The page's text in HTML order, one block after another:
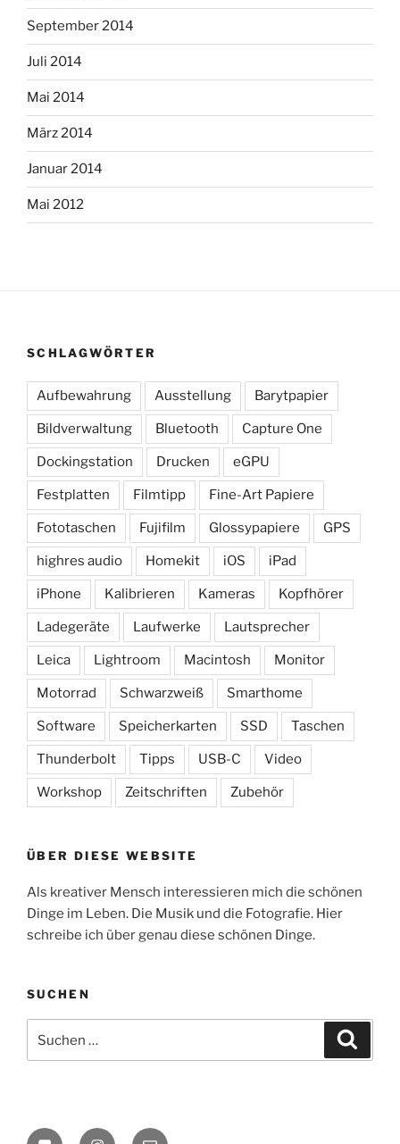
September 2014
Juli 2014
Mai 2014
März 2014
Januar 2014
Mai 2012
SCHLAGWÖRTER
Aufbewahrung Ausstellung Barytpapier
Bildverwaltung Bluetooth Capture One
Dockingstation Drucken eGPU
Festplatten Filmtipp Fine-Art Papiere
Fototaschen Fujifilm Glossypapiere GPS
highres audio Homekit iOS iPad
iPhone Kalibrieren Kameras Kopfhörer
Ladegeräte Laufwerke Lautsprecher
Leica Lightroom Macintosh Monitor
Motorrad Schwarzweiß Smarthome
Software Speicherkarten SSD Taschen
Thunderbolt Tipps USB-C Video
Workshop Zeitschriften Zubehör
ÜBER DIESE WEBSITE
Als kreativer Mensch interessieren mich die schönen
Dinge im Leben. Die Musik und die Fotografie. Hier
schreibe ich über genau diese schönen Dinge.
SUCHEN
nach:
flickr Instagram
E-